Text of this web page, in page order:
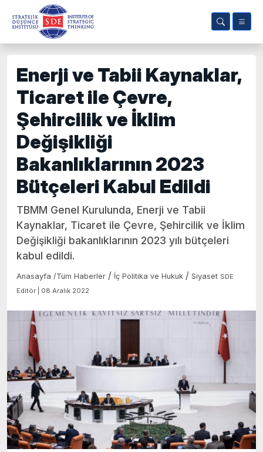
Enerji ve Tabii Kaynaklar,
Ticaret ile Çevre,
Şehircilik ve İklim
Değişikliği
Bakanlıklarının 2023
Bütçeleri Kabul Edildi
TBMM Genel Kurulunda, Enerji ve Tabii
Kaynaklar, Ticaret ile Çevre, Şehircilik ve İklim
Değişikliği bakanlıklarının 2023 yılı bütçeleri
kabul edildi.
Anasayfa /Tüm Haberler / İç Politika ve Hukuk / Siyaset SDE
Editör | 08 Aralık 2022